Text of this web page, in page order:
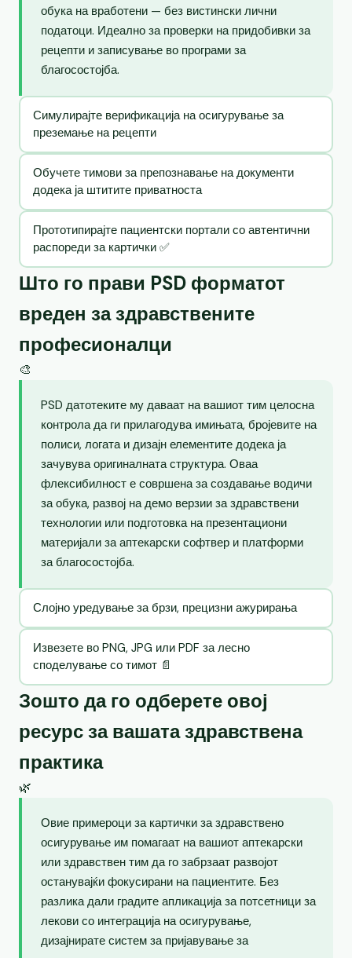
обука на вработени — без вистински лични
податоци. Идеално за проверки на придобивки за
рецепти и записување во програми за
благосостојба.
Симулирајте верификација на осигурување за
преземање на рецепти
Обучете тимови за препознавање на документи
додека ја штитите приватноста
Прототипирајте пациентски портали со автентични
распореди за картички ✅
Што го прави PSD форматот
вреден за здравствените
професионалци
🎨
PSD датотеките му даваат на вашиот тим целосна
контрола да ги прилагодува имињата, бројевите на
полиси, логата и дизајн елементите додека ја
зачувува оригиналната структура. Оваа
флексибилност е совршена за создавање водичи
за обука, развој на демо верзии за здравствени
технологии или подготовка на презентациони
материјали за аптекарски софтвер и платформи
за благосостојба.
Слојно уредување за брзи, прецизни ажурирања
Извезете во PNG, JPG или PDF за лесно
споделување со тимот 📄
Зошто да го одберете овој
ресурс за вашата здравствена
практика
🌿
Овие примероци за картички за здравствено
осигурување им помагаат на вашиот аптекарски
или здравствен тим да го забрзаат развојот
останувајќи фокусирани на пациентите. Без
разлика дали градите апликација за потсетници за
лекови со интеграција на осигурување,
дизајнирате систем за пријавување за